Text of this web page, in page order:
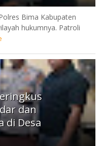
Bima Kabupaten
hukumnya. Patroli
dan
di Desa